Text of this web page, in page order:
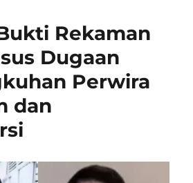
Rekaman
Dugaan
Perwira
dan